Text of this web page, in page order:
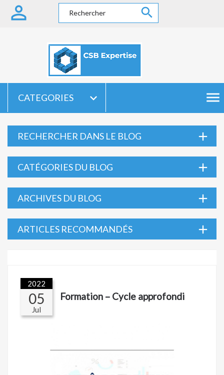
 
CATEGORIES  menu
RECHERCHER DANS LE BLOG add
CATÉGORIES DU BLOG add
ARCHIVES DU BLOG add
ARTICLES RECOMMANDÉS add
2022
05
Jul
Formation – Cycle approfondi